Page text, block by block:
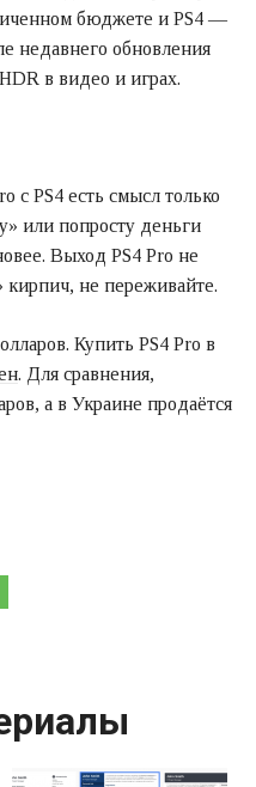
бюджете и PS4 —
недавнего обновления
в видео и играх.
с PS4 есть смысл только
или попросту деньги
Выход PS4 Pro не
кирпич, не переживайте.
Купить PS4 Pro в
. Для сравнения,
а в Украине продаётся